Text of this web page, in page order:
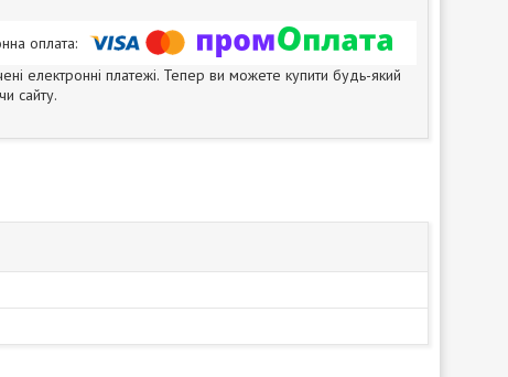
електронні платежі. Тепер ви можете купити будь-який
сайту.